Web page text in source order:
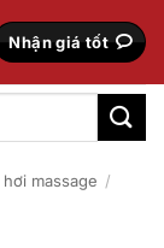
Nhận giá tốt
massage /